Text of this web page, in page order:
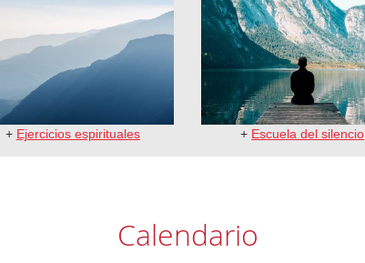
+ Ejercicios espirituales + Escuela del silencio
Calendario